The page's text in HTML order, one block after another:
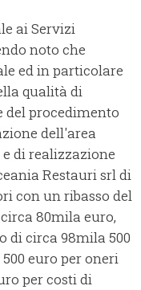
ai Servizi
noto che
ed in particolare
qualità di
del procedimento
dell'area
di realizzazione
Restauri srl di
con un ribasso del
80mila euro,
di circa 98mila 500
euro per oneri
per costi di